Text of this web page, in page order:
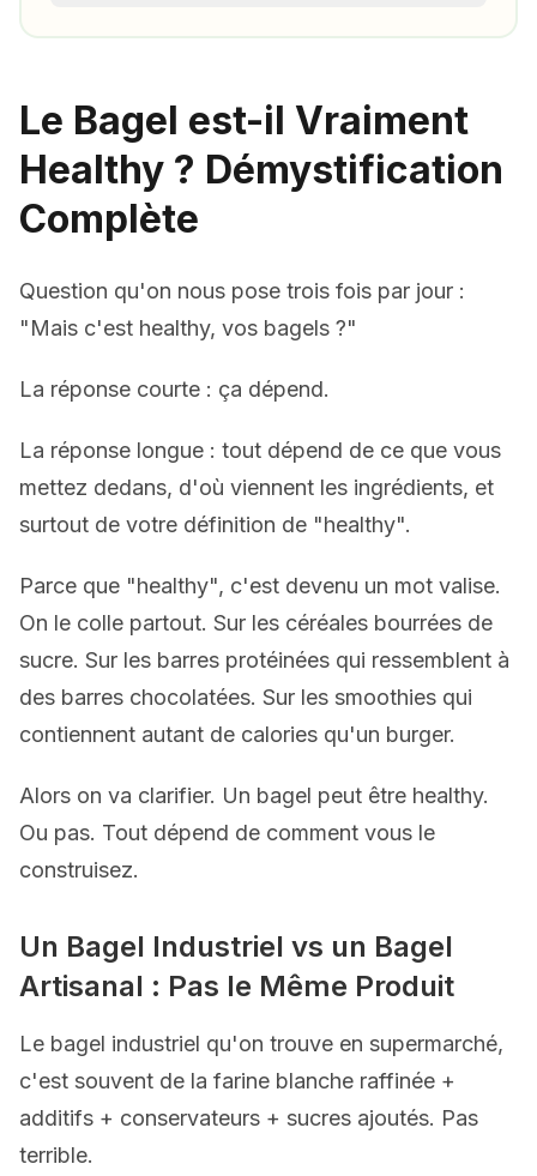
Le Bagel est-il Vraiment
Healthy ? Démystification
Complète
Question qu'on nous pose trois fois par jour :
"Mais c'est healthy, vos bagels ?"
La réponse courte : ça dépend.
La réponse longue : tout dépend de ce que vous
mettez dedans, d'où viennent les ingrédients, et
surtout de votre définition de "healthy".
Parce que "healthy", c'est devenu un mot valise.
On le colle partout. Sur les céréales bourrées de
sucre. Sur les barres protéinées qui ressemblent à
des barres chocolatées. Sur les smoothies qui
contiennent autant de calories qu'un burger.
Alors on va clarifier. Un bagel peut être healthy.
Ou pas. Tout dépend de comment vous le
construisez.
Un Bagel Industriel vs un Bagel
Artisanal : Pas le Même Produit
Le bagel industriel qu'on trouve en supermarché,
c'est souvent de la farine blanche raffinée +
additifs + conservateurs + sucres ajoutés. Pas
terrible.